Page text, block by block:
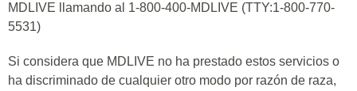
MDLIVE llamando al 1-800-400-MDLIVE (TTY:1-800-770-
5531)
Si considera que MDLIVE no ha prestado estos servicios o
ha discriminado de cualquier otro modo por razón de raza,